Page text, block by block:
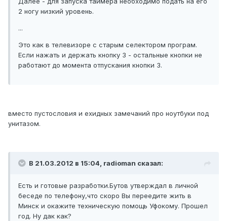
2 ногу низкий уровень.
...
Это как в телевизоре с старым селектором програм.
Если нажать и держать кнопку 3 - остальные кнопки не
работают до момента отпускания кнопки 3.
вместо пустословия и ехидных замечаний про ноутбуки под
унитазом.
В 21.03.2012 в 15:04, radioman сказал:
Есть и готовые разработки.Бутов утверждал в личной
беседе по телефону,что скоро Вы переедите жить в
Минск и окажите техническую помощь Уфокому. Прошел
год. Ну дак как?